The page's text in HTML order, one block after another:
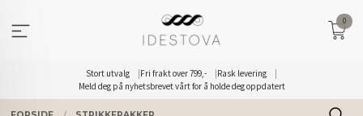
innholdet
Stort utvalg Fri frakt over 799,-
Rask levering
Meld deg på nyhetsbrevet vårt for å holde deg oppdatert
0